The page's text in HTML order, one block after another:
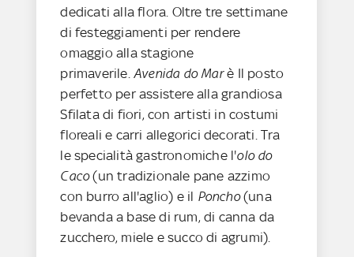
dedicati alla flora. Oltre tre settimane
di festeggiamenti per rendere
omaggio alla stagione
primaverile.Avenida do Marè Il posto
perfetto per assistere alla grandiosa
Sfilata di fiori, con artisti in costumi
floreali e carri allegorici decorati. Tra
le specialità gastronomiche l'olo do
Caco(un tradizionale pane azzimo
con burro all'aglio) e il Poncho(una
bevanda a base di rum, di canna da
zucchero, miele e succo di agrumi).